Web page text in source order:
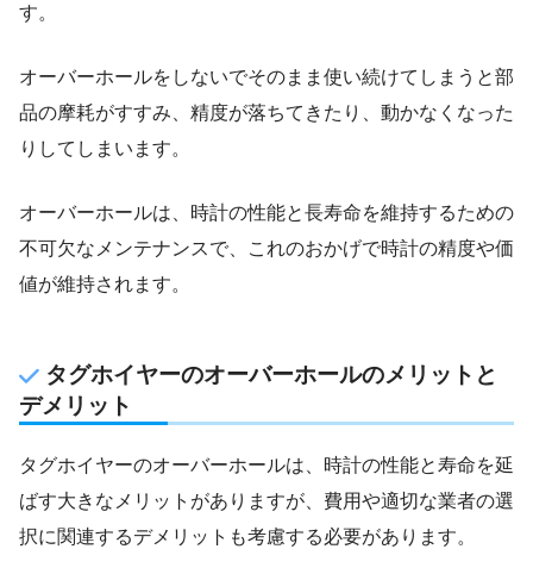
す。
オーバーホールをしないでそのまま使い続けてしまうと部
品の摩耗がすすみ、精度が落ちてきたり、動かなくなった
りしてしまいます。
オーバーホールは、時計の性能と長寿命を維持するための
不可欠なメンテナンスで、これのおかげで時計の精度や価
値が維持されます。
タグホイヤーのオーバーホールのメリットと
デメリット
タグホイヤーのオーバーホールは、時計の性能と寿命を延
ばす大きなメリットがありますが、費用や適切な業者の選
択に関連するデメリットも考慮する必要があります。